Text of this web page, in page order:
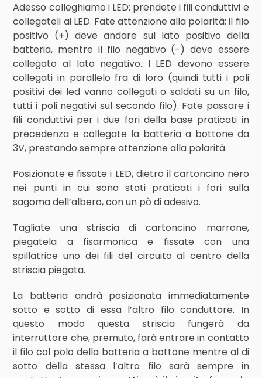
Adesso colleghiamo i LED: prendete i fili conduttivi e
collegateli ai LED. Fate attenzione alla polarità: il filo
positivo (+) deve andare sul lato positivo della
batteria, mentre il filo negativo (-) deve essere
collegato al lato negativo. I LED devono essere
collegati in parallelo fra di loro (quindi tutti i poli
positivi dei led vanno collegati o saldati su un filo,
tutti i poli negativi sul secondo filo). Fate passare i
fili conduttivi per i due fori della base praticati in
precedenza e collegate la batteria a bottone da
3V, prestando sempre attenzione alla polarità.
Posizionate e fissate i LED, dietro il cartoncino nero
nei punti in cui sono stati praticati i fori sulla
sagoma dell’albero, con un pò di adesivo.
Tagliate una striscia di cartoncino marrone,
piegatela a fisarmonica e fissate con una
spillatrice uno dei fili del circuito al centro della
striscia piegata.
La batteria andrà posizionata immediatamente
sotto e sotto di essa l’altro filo conduttore. In
questo modo questa striscia fungerà da
interruttore che, premuto, farà entrare in contatto
il filo col polo della batteria a bottone mentre al di
sotto della stessa l’altro filo sarà sempre in